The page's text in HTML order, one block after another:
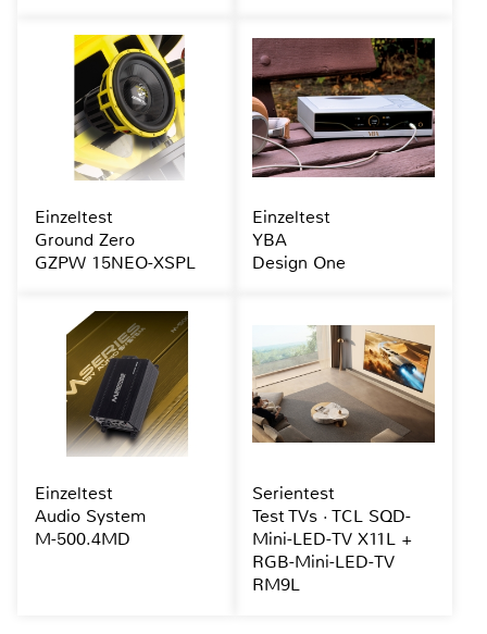
Einzeltest
Ground Zero
GZPW 15NEO-XSPL
Einzeltest
YBA
Design One
Einzeltest
Audio System
M-500.4MD
Serientest
Test TVs · TCL SQD-
Mini-LED-TV X11L +
RGB-Mini-LED-TV
RM9L